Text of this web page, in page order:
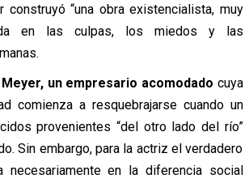
construyó “una obra existencialista, muy
en las culpas, los miedos y las
Meyer, un empresario acomodado cuya
comienza a resquebrajarse cuando un
provenientes “del otro lado del río”
Sin embargo, para la actriz el verdadero
necesariamente en la diferencia social